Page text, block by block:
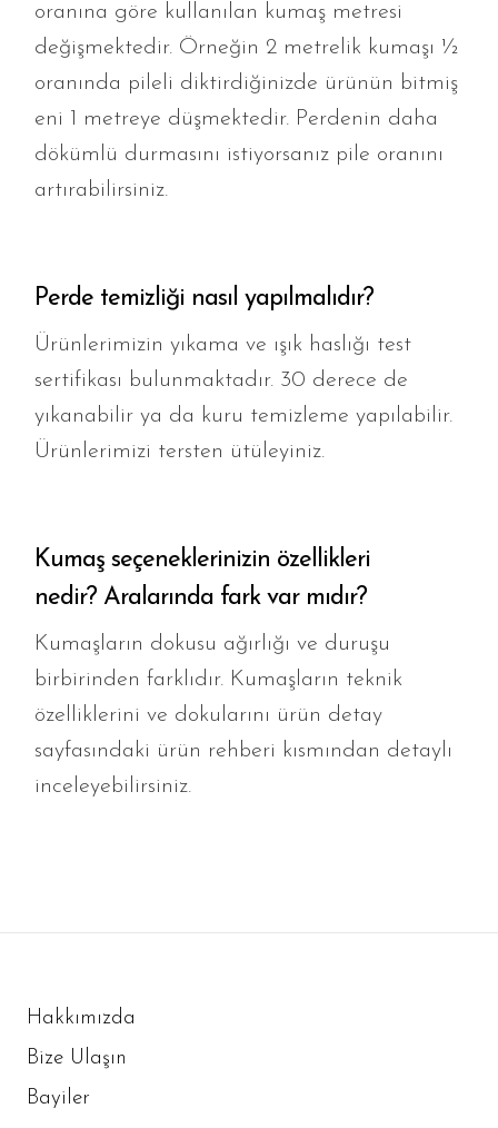
oranına göre kullanılan kumaş metresi
değişmektedir. Örneğin 2 metrelik kumaşı ½
oranında pileli diktirdiğinizde ürünün bitmiş
eni 1 metreye düşmektedir. Perdenin daha
dökümlü durmasını istiyorsanız pile oranını
artırabilirsiniz.
Perde temizliği nasıl yapılmalıdır?
Ürünlerimizin yıkama ve ışık haslığı test
sertifikası bulunmaktadır. 30 derece de
yıkanabilir ya da kuru temizleme yapılabilir.
Ürünlerimizi tersten ütüleyiniz.
Kumaş seçeneklerinizin özellikleri
nedir? Aralarında fark var mıdır?
Kumaşların dokusu ağırlığı ve duruşu
birbirinden farklıdır. Kumaşların teknik
özelliklerini ve dokularını ürün detay
sayfasındaki ürün rehberi kısmından detaylı
inceleyebilirsiniz.
Hakkımızda
Bize Ulaşın
Bayiler